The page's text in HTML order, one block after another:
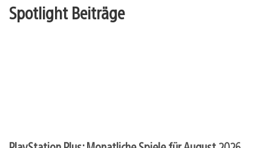
Spotlight Beiträge